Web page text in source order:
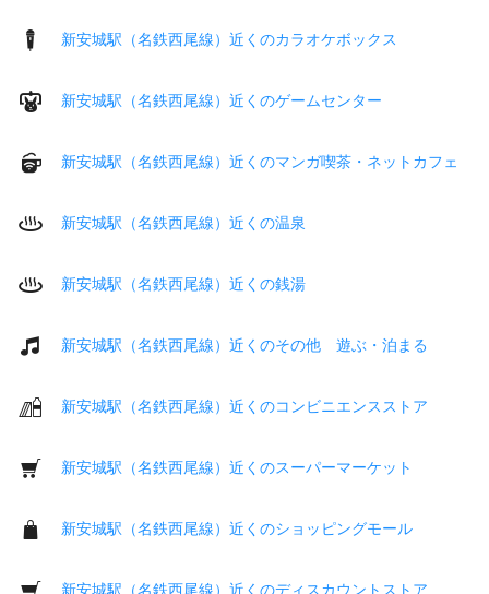
新安城駅（名鉄西尾線）近くのカラオケボックス
新安城駅（名鉄西尾線）近くのゲームセンター
新安城駅（名鉄西尾線）近くのマンガ喫茶・ネットカフェ
新安城駅（名鉄西尾線）近くの温泉
新安城駅（名鉄西尾線）近くの銭湯
新安城駅（名鉄西尾線）近くのその他 遊ぶ・泊まる
新安城駅（名鉄西尾線）近くのコンビニエンスストア
新安城駅（名鉄西尾線）近くのスーパーマーケット
新安城駅（名鉄西尾線）近くのショッピングモール
新安城駅（名鉄西尾線）近くのディスカウントストア